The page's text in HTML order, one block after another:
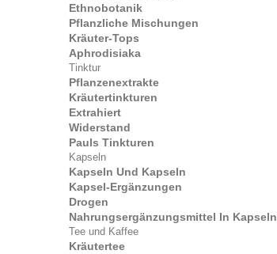
Ethnobotanik
Pflanzliche Mischungen
Kräuter-Tops
Aphrodisiaka
Tinktur
Pflanzenextrakte
Kräutertinkturen
Extrahiert
Widerstand
Pauls Tinkturen
Kapseln
Kapseln Und Kapseln
Kapsel-Ergänzungen
Drogen
Nahrungsergänzungsmittel In Kapseln
Tee und Kaffee
Kräutertee